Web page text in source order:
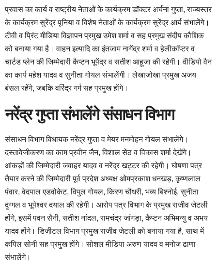
प्रवास का कार्य व राष्ट्रीय नेताओं के कार्यक्रम डॉक्टर अर्चना गुप्ता, राज्यस्तर
के कार्यक्रम सुरेंद्र पूनिया व विशेष नेताओं के कार्यक्रम सुरेंद्र आर्य संभालेंगे।
टीवी व प्रिंट मीडिया विज्ञापन प्रमुख उमेश शर्मा व सह प्रमुख संदीप कौशिक
को बनाया गया है। वाहन इत्यादि का इंतजाम नागेंद्र शर्मा व हेलीकॉप्टर व
चार्टड प्लेन की जिम्मेदारी कैप्टन भूपेंद्र व सतीश आहूजा की रहेगी। वीडियो वैन
का कार्य महेश यादव व सुनीता गोयल संभालेंगी। लेखाजोखा प्रमुख अजय
बंसल रहेंगे, जबकि वरिंद्र गर्ग सह प्रमुख होंगे।
नरेंद्र गुप्ता संभालेंगे संसाधन विभाग
संसाधन विभाग विधायक नरेंद्र गुप्ता व मेयर मनमोहन गोयल संभालेंगे।
दस्तावेजीकरण का काम प्रवीन जैन, विशाल सेठ व विकास शर्मा देखेंगे।
आंकड़ों की जिम्मेदारी जवाहर यादव व नरेंद्र खट्टर की रहेगी। घोषणा पत्र
तैयार करने की जिम्मेदारी पूर्व प्रदेश अध्यक्ष ओमप्रकाश धनखड़, कृष्णलाल
पंवार, वेदपाल एडवोकेट, विपुल गोयल, किरण चौधरी, भव्य बिश्नोई, सुनीता
दुग्गल व भूपेश्वर दयाल की रहेगी। आरोप पत्र विभाग के प्रमुख राजीव जेटली
होंगे, इसमें पवन सैनी, सतीश नांदल, रामचंद्र जांगड़ा, कैप्टन अभिमन्यु व अभय
यादव होंगे। डिजीटल विभाग प्रमुख राजीव जेटली को बनाया गया है, साथ में
कपिल सोनी सह प्रमुख होंगे। सोशल मीडिया अरुण यादव व मनोज ढाणा
संभालेंगे।